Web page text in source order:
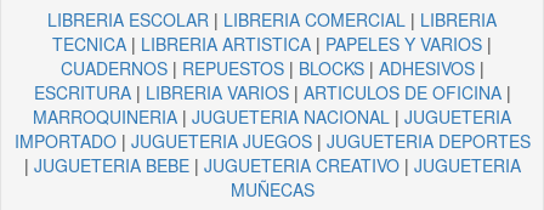
LIBRERIA ESCOLAR | LIBRERIA COMERCIAL | LIBRERIA
TECNICA | LIBRERIA ARTISTICA | PAPELES Y VARIOS |
CUADERNOS| REPUESTOS| BLOCKS| ADHESIVOS|
ESCRITURA| LIBRERIA VARIOS| ARTICULOS DE OFICINA|
MARROQUINERIA | JUGUETERIA NACIONAL | JUGUETERIA
IMPORTADO| JUGUETERIA JUEGOS| JUGUETERIA DEPORTES
| JUGUETERIA BEBE| JUGUETERIA CREATIVO| JUGUETERIA
MUÑECAS